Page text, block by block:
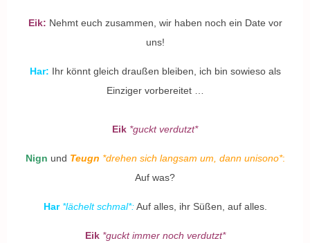
Eik: Nehmt euch zusammen, wir haben noch ein Date vor
uns!
Har: Ihr könnt gleich draußen bleiben, ich bin sowieso als
Einziger vorbereitet …
Eik *guckt verdutzt*
Nign und Teugn *drehen sich langsam um, dann unisono*:
Auf was?
Har *lächelt schmal*:Auf alles, ihr Süßen, auf alles.
Eik *guckt immer noch verdutzt*